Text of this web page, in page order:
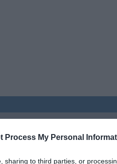
Process My Personal
sharing to third parties, or